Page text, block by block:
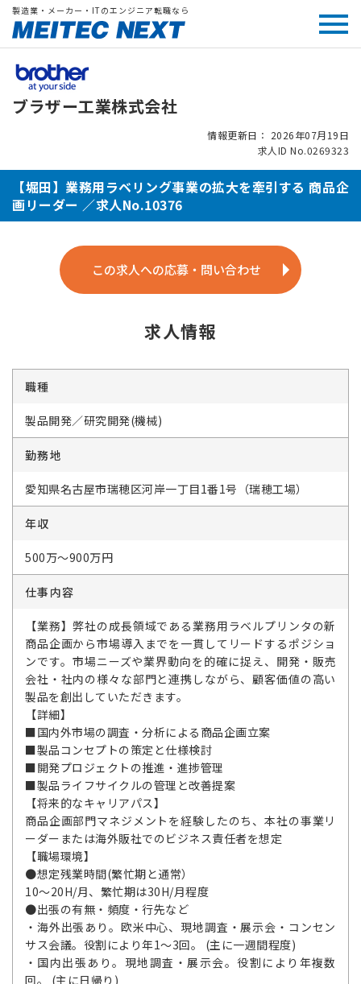
製造業・メーカー・ITのエンジニア転職なら
ブラザー工業株式会社
情報更新日： 2026年07月19日
求人ID No.0269323
【堀田】業務用ラベリング事業の拡大を牽引する 商品企
画リーダー ／求人No.10376
この求人への応募・問い合わせ
求人情報
職種
製品開発／研究開発(機械)
勤務地
愛知県名古屋市瑞穂区河岸一丁目1番1号（瑞穂工場）
年収
500万～900万円
仕事内容
【業務】弊社の成長領域である業務用ラベルプリンタの新
商品企画から市場導入までを一貫してリードするポジショ
ンです。市場ニーズや業界動向を的確に捉え、開発・販売
会社・社内の様々な部門と連携しながら、顧客価値の高い
製品を創出していただきます。
【詳細】
■国内外市場の調査・分析による商品企画立案
■製品コンセプトの策定と仕様検討
■開発プロジェクトの推進・進捗管理
■製品ライフサイクルの管理と改善提案
【将来的なキャリアパス】
商品企画部門マネジメントを経験したのち、本社の事業リ
ーダーまたは海外販社でのビジネス責任者を想定
【職場環境】
●想定残業時間(繁忙期と通常）
10～20H/月、繁忙期は30H/月程度
●出張の有無・頻度・行先など
・海外出張あり。欧米中心、現地調査・展示会・コンセン
サス会議。役割により年1～3回。 (主に一週間程度)
・国内出張あり。現地調査・展示会。役割により年複数
回。 (主に日帰り)